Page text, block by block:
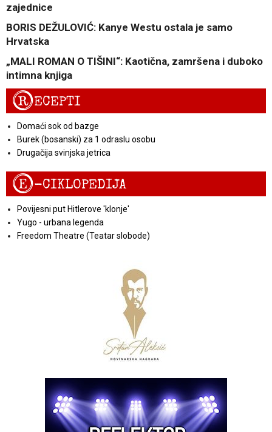
zajednice
BORIS DEŽULOVIĆ: Kanye Westu ostala je samo
Hrvatska
„MALI ROMAN O TIŠINI“: Kaotična, zamršena i duboko
intimna knjiga
RECEPTI
Domaći sok od bazge
Burek (bosanski) za 1 odraslu osobu
Drugačija svinjska jetrica
E-CIKLOPEDIJA
Povijesni put Hitlerove 'klonje'
Yugo - urbana legenda
Freedom Theatre (Teatar slobode)